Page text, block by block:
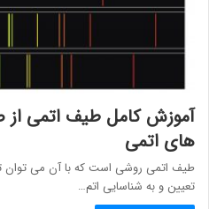
آموزش کامل طیف اتمی
های اتمی
طیف اتمی روشی است که با آن می توان
تعیین و به شناسایی اتم…